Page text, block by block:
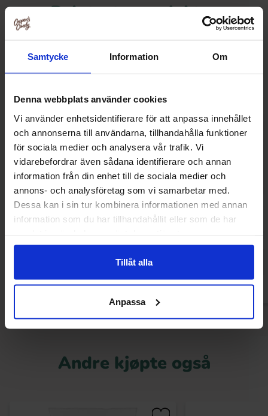
Samtycke Information Om
Denna webbplats använder cookies
Vi använder enhetsidentifierare för att anpassa innehållet
och annonserna till användarna, tillhandahålla funktioner
för sociala medier och analysera vår trafik. Vi
vidarebefordrar även sådana identifierare och annan
information från din enhet till de sociala medier och
annons- och analysföretag som vi samarbetar med.
Dessa kan i sin tur kombinera informationen med annan
information som du har tillhandahållit eller som de har
Tillåt alla
Anpassa
Relaterte produkter
Haribo Stjärn Mix Sur 150g Haribo
Andre kjøpte også